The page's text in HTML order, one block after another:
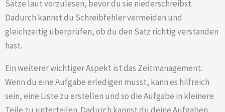
Sätze laut vorzulesen, bevor du sie niederschreibst.
Dadurch kannst du Schreibfehler vermeiden und
gleichzeitig überprüfen, ob du den Satz richtig verstanden
hast.
Ein weiterer wichtiger Aspekt ist das Zeitmanagement.
Wenn du eine Aufgabe erledigen musst, kann es hilfreich
sein, eine Liste zu erstellen und so die Aufgabe in kleinere